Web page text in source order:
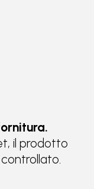
il prodotto